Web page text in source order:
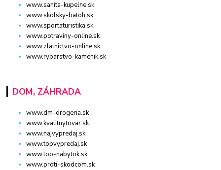
www.sanita-kupelne.sk
www.skolsky-batoh.sk
www.sportaturistika.sk
www.potraviny-online.sk
www.zlatnictvo-online.sk
www.rybarstvo-kamenik.sk
DOM, ZÁHRADA
www.dm-drogeria.sk
www.kvalitnytovar.sk
www.najvypredaj.sk
www.topvypredaj.sk
www.top-nabytok.sk
www.proti-skodcom.sk